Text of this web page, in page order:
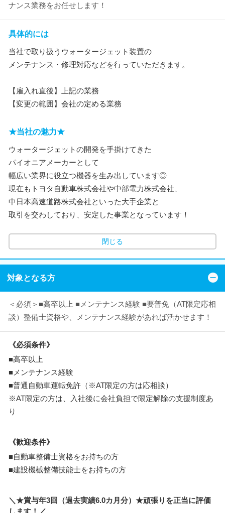
ナンス業務をお任せします！
具体的には
当社で取り扱うウォータージェット装置の
メンテナンス・修理対応などを行っていただきます。
【雇入れ直後】上記の業務
【変更の範囲】会社の定める業務
★当社の魅力★
ウォータージェットの開発を手掛けてきた
パイオニアメーカーとして
幅広い業界に役立つ機器を生み出しています◎
現在もトヨタ自動車株式会社や中部電力株式会社、
中日本高速道路株式会社といった大手企業と
取引を交わしており、安定した事業となっています！
閉じる
対象となる方
＜必須＞■高卒以上 ■メンテナンス経験 ■要普免（AT限定応相
談）整備士資格や、メンテナンス経験があれば活かせます！
《必須条件》
■高卒以上
■メンテナンス経験
■普通自動車運転免許（※AT限定の方は応相談）
※AT限定の方は、入社後に会社負担で限定解除の支援制度あ
り
《歓迎条件》
■自動車整備士資格をお持ちの方
■建設機械整備技能士をお持ちの方
＼★賞与年3回（過去実績6.0カ月分）★頑張りを正当に評価
します！／